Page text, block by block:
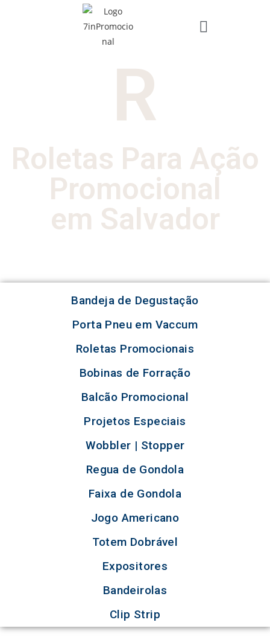
R
Roletas Para Ação
Promocional
em Salvador
Bandeja de Degustação
Porta Pneu em Vaccum
Roletas Promocionais
Bobinas de Forração
Balcão Promocional
Projetos Especiais
Wobbler | Stopper
Regua de Gondola
Faixa de Gondola
Jogo Americano
Totem Dobrável
Expositores
Bandeirolas
Clip Strip